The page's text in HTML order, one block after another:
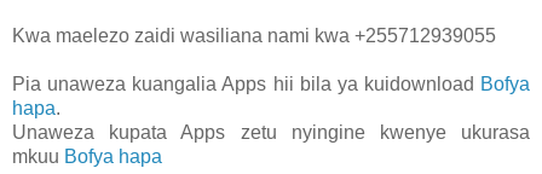
Kwa maelezo zaidi wasiliana nami kwa +255712939055
Pia unaweza kuangalia Apps hii bila ya kuidownload Bofya
hapa.
Unaweza kupata Apps zetu nyingine kwenye ukurasa
mkuu Bofya hapa